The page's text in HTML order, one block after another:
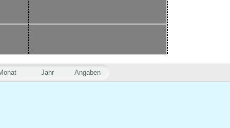
Jahr Angaben